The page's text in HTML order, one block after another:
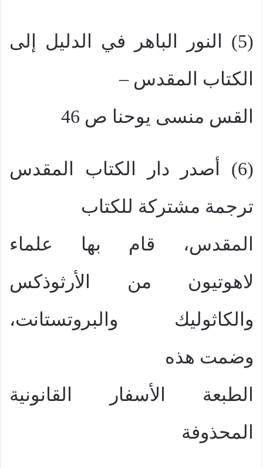
(5) النور الباهر في الدليل إلى
الكتاب المقدس –
القس منسى يوحنا ص 46
(6) أصدر دار الكتاب المقدس
ترجمة مشتركة للكتاب
المقدس، قام بها علماء
لاهوتيون من الأرثوذكس
والكاثوليك والبروتستانت،
وضمت هذه
الطبعة الأسفار القانونية
المحذوفة